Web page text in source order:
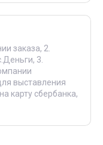
заказа, 2.
3.
выставления
карту сбербанка,